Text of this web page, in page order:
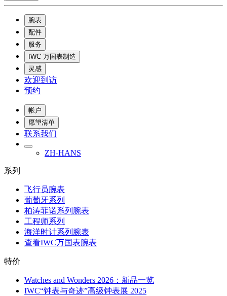
腕表
配件
服务
IWC 万国表制造
灵感
欢迎到访
预约
帐户
愿望清单
联系我们
ZH-HANS
系列
飞行员腕表
葡萄牙系列
柏涛菲诺系列腕表
工程师系列
海洋时计系列腕表
查看IWC万国表腕表
特价
Watches and Wonders 2026：新品一览
IWC“钟表与奇迹”高级钟表展 2025